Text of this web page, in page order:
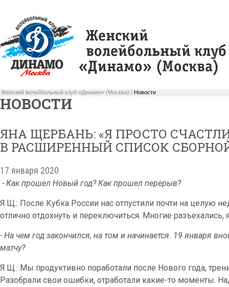
Женский волейбольный клуб «Динамо» (Москва) / Новости
НОВОСТИ
ЯНА ЩЕРБАНЬ: «Я ПРОСТО
В РАСШИРЕННЫЙ СПИСОК
17 января 2020
- Как прошел Новый год? Как прошел перерыв?
Я.Щ.: После Кубка России нас отпустили почти на целую
отлично отдохнуть и переключиться. Многие
- На чем год закончился, на том и начинается. 19 января
матчу?
Я.Щ.: Мы продуктивно поработали после Нового года,
Разобрали свои ошибки, отработали какие-то моменты.